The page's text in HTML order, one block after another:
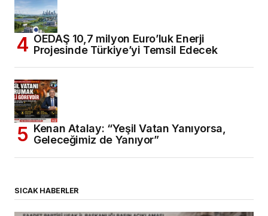
OEDAŞ 10,7 milyon Euro’luk Enerji
Projesinde Türkiye’yi Temsil Edecek
Kenan Atalay: “Yeşil Vatan Yanıyorsa,
Geleceğimiz de Yanıyor”
SICAK HABERLER